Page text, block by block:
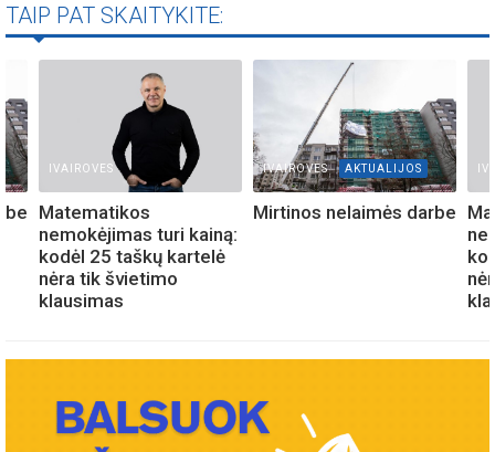
TAIP PAT SKAITYKITE:
IVAIROVES
Matematikos
nemokėjimas turi kainą:
kodėl 25 taškų kartelė
nėra tik švietimo
klausimas
IVAIROVES AKTUALIJOS
Mirtinos nelaimės darbe